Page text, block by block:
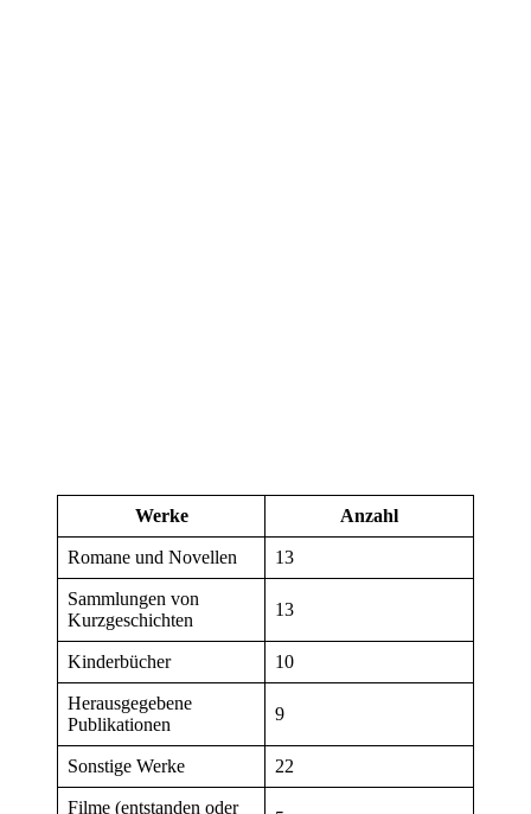
Werke Anzahl
Romane und Novellen 13
Sammlungen von
Kurzgeschichten
13
Kinderbücher 10
Herausgegebene
Publikationen
9
Sonstige Werke 22
Filme (entstanden oder